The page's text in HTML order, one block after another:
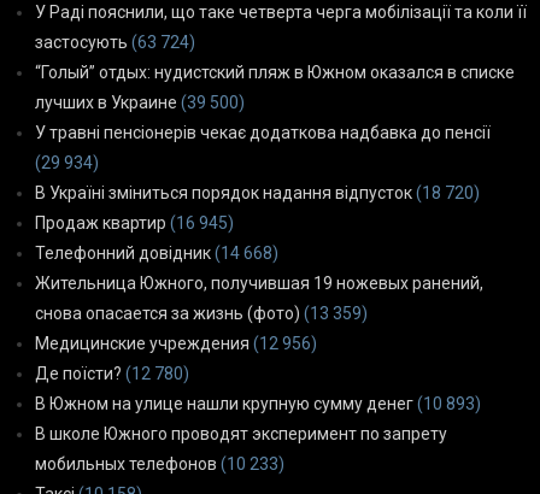
У Раді пояснили, що таке четверта черга мобілізації та коли її
застосують (63 724)
“Голый” отдых: нудистский пляж в Южном оказался в списке
лучших в Украине (39 500)
У травні пенсіонерів чекає додаткова надбавка до пенсії
(29 934)
В Україні зміниться порядок надання відпусток(18 720)
Продаж квартир (16 945)
Телефонний довідник(14 668)
Жительница Южного, получившая 19 ножевых ранений,
снова опасается за жизнь (фото) (13 359)
Медицинские учреждения (12 956)
Де поїсти? (12 780)
В Южном на улице нашли крупную сумму денег(10 893)
В школе Южного проводят эксперимент по запрету
мобильных телефонов (10 233)